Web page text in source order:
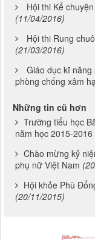
Hội thi Kể
(11/04/2016)
Hội thi Rung
(21/03/2016)
Giáo dục kĩ
phòng chống xâm
Những tin cũ hơn
Trường tiểu học
năm học 2015-2016
Chào mừng kỷ
phụ nữ Việt Nam
Hội khỏe Phù
(20/11/2015)